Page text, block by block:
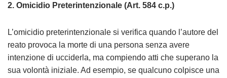
2. Omicidio Preterintenzionale (Art. 584 c.p.)
L’omicidio preterintenzionale si verifica quando l’autore del
reato provoca la morte di una persona senza avere
intenzione di ucciderla, ma compiendo atti che superano la
sua volontà iniziale. Ad esempio, se qualcuno colpisce una